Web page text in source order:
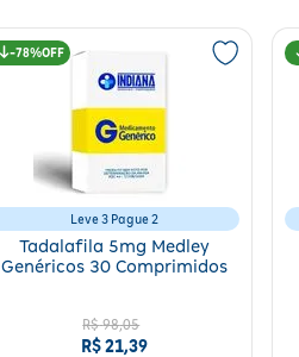
78%
Leve 3 Pague 2
Tadalafila 5mg Medley
Genéricos 30 Comprimidos
R$ 98,05
R$21,39